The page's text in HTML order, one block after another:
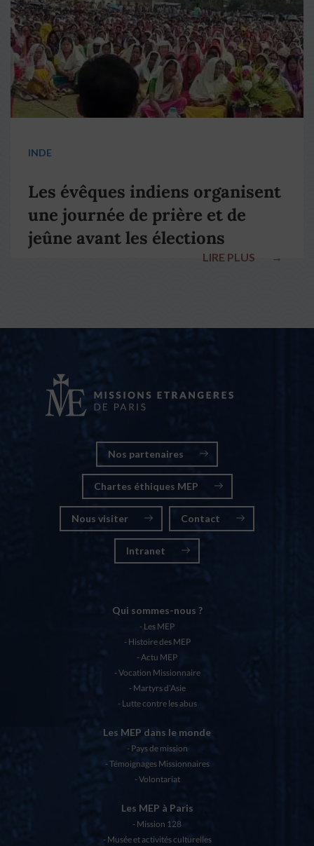
INDE
Les évêques indiens organisent
une journée de prière et de
jeûne avant les élections
LIRE PLUS →
Nos partenaires
Chartes éthiques MEP
Nous visiter Contact
Intranet
Qui sommes-nous ?
Les MEP
Histoire des MEP
Actu MEP
Vocation Missionnaire
Martyrs d’Asie
Lutte contre les abus
Les MEP dans le monde
Pays de mission
Témoignages Missionnaires
Volontariat
Les MEP à Paris
Mission 128
Musée et activités culturelles